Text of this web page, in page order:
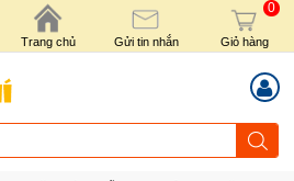
Trang chủ Gửi tin nhắn
0
Giỏ hàng